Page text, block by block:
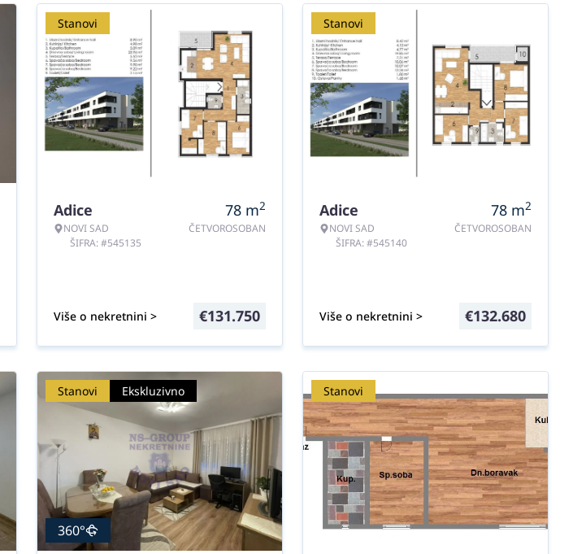
Stanovi
Adice
NOVI SAD
ŠIFRA: #545135
78 m2
ČETVOROSOBAN
Više o nekretnini > €131.750
Stanovi
Adice
NOVI SAD
ŠIFRA: #545140
78 m2
ČETVOROSOBAN
Više o nekretnini > €132.680
Stanovi Ekskluzivno
360°
Stanovi